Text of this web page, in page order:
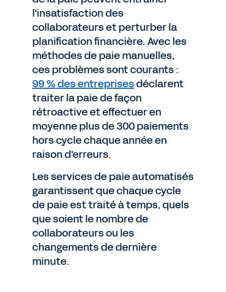
l'insatisfaction des
collaborateurs et perturber la
planification financière. Avec les
méthodes de paie manuelles,
ces problèmes sont courants :
99 % des entreprisesdéclarent
traiter la paie de façon
rétroactive et effectuer en
moyenne plus de 300 paiements
hors cycle chaque année en
raison d'erreurs.
Les services de paie automatisés
garantissent que chaque cycle
de paie est traité à temps, quels
que soient le nombre de
collaborateurs ou les
changements de dernière
minute.